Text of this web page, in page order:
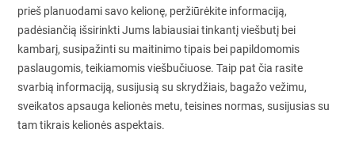
prieš planuodami savo kelionę, peržiūrėkite informaciją,
padėsiančią išsirinkti Jums labiausiai tinkantį viešbutį bei
kambarį, susipažinti su maitinimo tipais bei papildomomis
paslaugomis, teikiamomis viešbučiuose. Taip pat čia rasite
svarbią informaciją, susijusią su skrydžiais, bagažo vežimu,
sveikatos apsauga kelionės metu, teisines normas, susijusias su
tam tikrais kelionės aspektais.